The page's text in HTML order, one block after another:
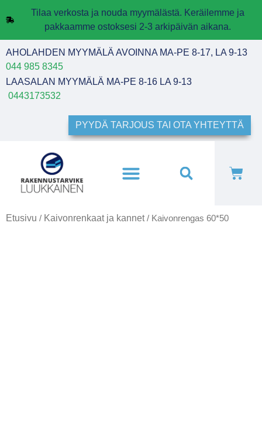
Tilaa verkosta ja nouda myymälästä. Keräilemme ja
pakkaamme ostoksesi 2-3 arkipäivän aikana.
AHOLAHDEN MYYMÄLÄ AVOINNA MA-PE 8-17, LA 9-13
044 985 8345
LAASALAN MYYMÄLÄ MA-PE 8-16 LA 9-13
0443173532
PYYDÄ TARJOUS TAI OTA YHTEYTTÄ
Etusivu / Kaivonrenkaat ja kannet/ Kaivonrengas 60*50